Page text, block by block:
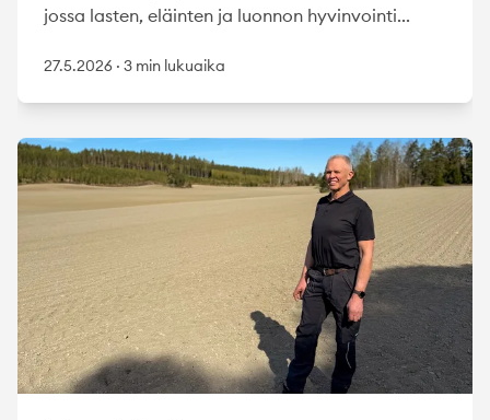
jossa lasten, eläinten ja luonnon hyvinvointi...
27.5.2026 · 3 min lukuaika